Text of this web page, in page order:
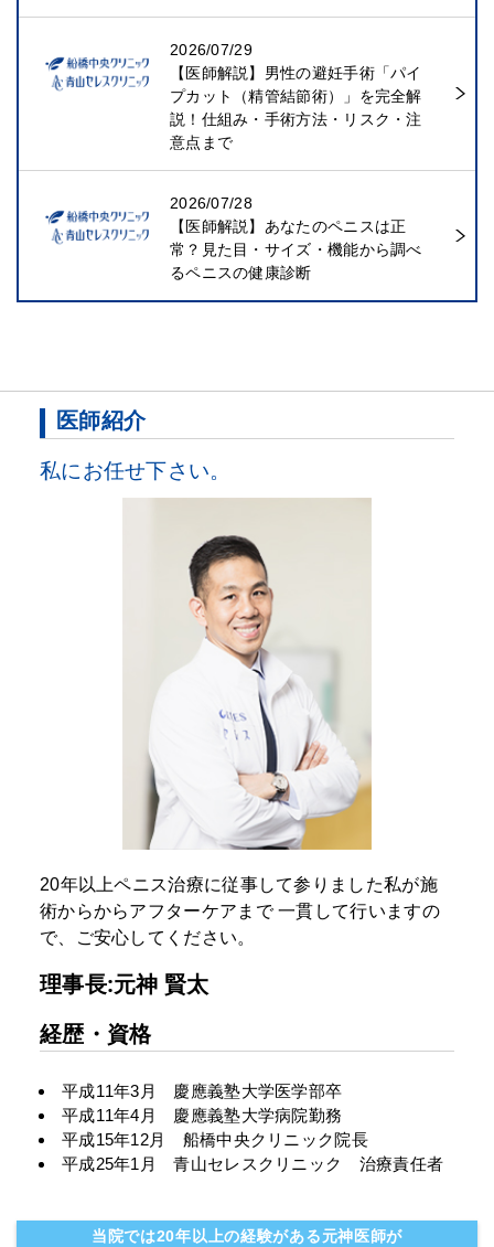
2026/07/29
【医師解説】男性の避妊手術「パイ
プカット（精管結節術）」を完全解
説！仕組み・手術方法・リスク・注
意点まで
2026/07/28
【医師解説】あなたのペニスは正
常？見た目・サイズ・機能から調べ
るペニスの健康診断
医師紹介
私にお任せ下さい。
20年以上ペニス治療に従事して参りました私が施
術からからアフターケアまで一貫して行いますの
で、ご安心してください。
理事長:元神 賢太
経歴・資格
平成11年3月 慶應義塾大学医学部卒
平成11年4月 慶應義塾大学病院勤務
平成15年12月 船橋中央クリニック院長
平成25年1月 青山セレスクリニック 治療責任者
当院では20年以上の経験がある元神医師が